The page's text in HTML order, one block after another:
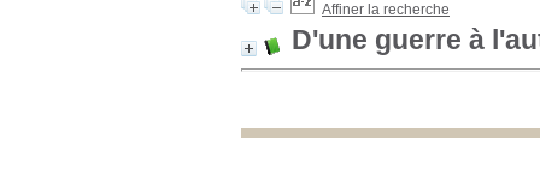
Affiner la recherche
D'une guerre à